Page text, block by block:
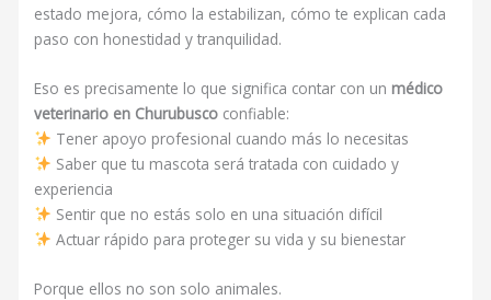
estado mejora, cómo la estabilizan, cómo te explican cada
paso con honestidad y tranquilidad.
Eso es precisamente lo que significa contar con un médico
veterinario en Churubusco confiable:
Tener apoyo profesional cuando más lo necesitas
Saber que tu mascota será tratada con cuidado y
experiencia
Sentir que no estás solo en una situación difícil
Actuar rápido para proteger su vida y su bienestar
Porque ellos no son solo animales.